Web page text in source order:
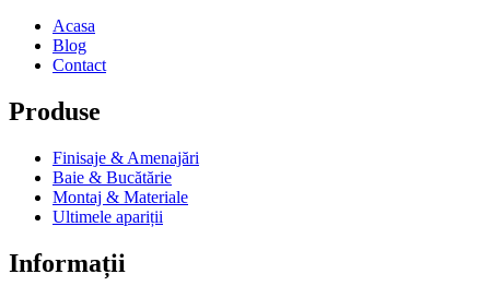
Acasa
Blog
Contact
Produse
Finisaje & Amenajări
Baie & Bucătărie
Montaj & Materiale
Ultimele apariții
Informații